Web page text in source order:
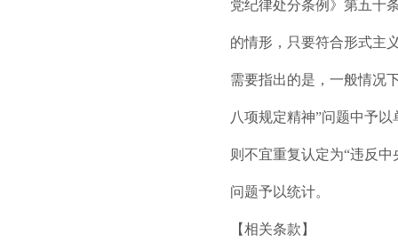
党纪律处分条例》第五十
的情形，只要符合形式主
需要指出的是，一般情况
八项规定精神”问题中予
则不宜重复认定为“违反
问题予以统计。
【相关条款】